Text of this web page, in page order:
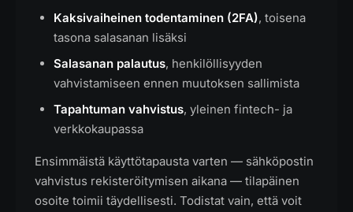
Kaksivaiheinen todentaminen (2FA), toisena
tasona salasanan lisäksi
Salasanan palautus, henkilöllisyyden
vahvistamiseen ennen muutoksen sallimista
Tapahtuman vahvistus, yleinen fintech- ja
verkkokaupassa
Ensimmäistä käyttötapausta varten — sähköpostin
vahvistus rekisteröitymisen aikana — tilapäinen
osoite toimii täydellisesti. Todistat vain, että voit